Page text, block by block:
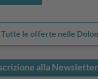
Tutte le offerte nelle
alla Newsletter